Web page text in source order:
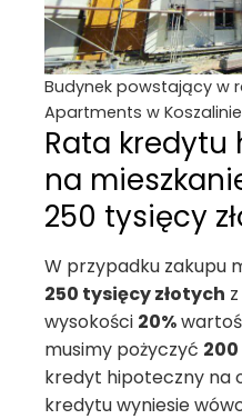
Budynek powstający w
Apartments w Koszalinie
Rata
na
250 tysięcy
W przypadku zakupu
250 tysięcy złotych
wysokości 20%
musimy pożyczyć 200
kredyt hipoteczny na
kredytu wyniesie